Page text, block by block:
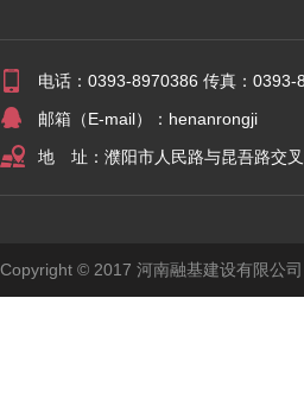
电话：0393-8970386 传真：0393-
邮箱（E-mail）：henanrongji
地 址：濮阳市人民路与昆吾路交
Copyright © 2017 河南融基建设有限公司